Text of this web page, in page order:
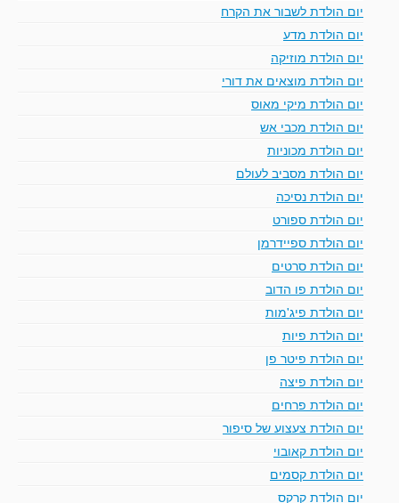
יום הולדת לשבור את הקרח
יום הולדת מדע
יום הולדת מוזיקה
יום הולדת מוצאים את דורי
יום הולדת מיקי מאוס
יום הולדת מכבי אש
יום הולדת מכוניות
יום הולדת מסביב לעולם
יום הולדת נסיכה
יום הולדת ספורט
יום הולדת ספיידרמן
יום הולדת סרטים
יום הולדת פו הדוב
יום הולדת פיג'מות
יום הולדת פיות
יום הולדת פיטר פן
יום הולדת פיצה
יום הולדת פרחים
יום הולדת צעצוע של סיפור
יום הולדת קאובוי
יום הולדת קסמים
יום הולדת קרקס